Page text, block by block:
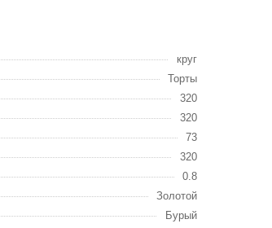
круг
Торты
320
320
73
320
0.8
Золотой
Бурый